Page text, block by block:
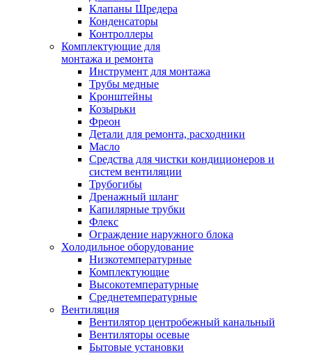
Клапаны Шредера
Конденсаторы
Контроллеры
Комплектующие для
монтажа и ремонта
Инструмент для монтажа
Трубы медные
Кронштейны
Козырьки
Фреон
Детали для ремонта, расходники
Масло
Средства для чистки кондиционеров и
систем вентиляции
Трубогибы
Дренажный шланг
Капилярные трубки
Флекс
Ограждение наружного блока
Холодильное оборудование
Низкотемпературные
Комплектующие
Высокотемпературные
Среднетемпературные
Вентиляция
Вентилятор центробежный канальный
Вентиляторы осевые
Бытовые установки